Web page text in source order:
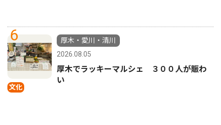
6
文化
厚木・愛川・清川
2026.08.05
厚木でラッキーマルシェ ３００人が賑わ
い